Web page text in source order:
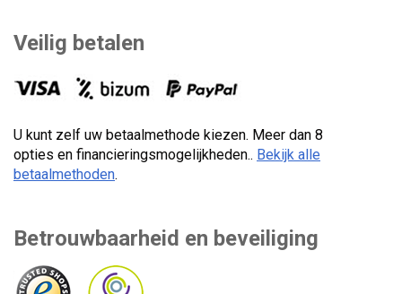
Veilig betalen
U kunt zelf uw betaalmethode kiezen. Meer dan 8
opties en financieringsmogelijkheden.. Bekijk alle
betaalmethoden.
Betrouwbaarheid en beveiliging